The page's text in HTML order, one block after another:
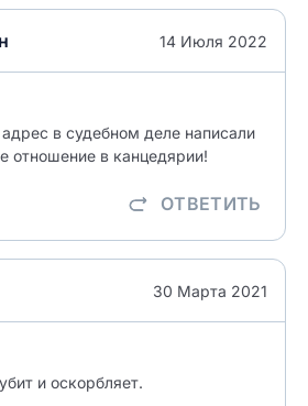
14 Июля 2022
в судебном деле написали
отношение в канцедярии!
ОТВЕТИТЬ
30 Марта 2021
и оскорбляет.
mail
судебный участок?
отзыва
пункта